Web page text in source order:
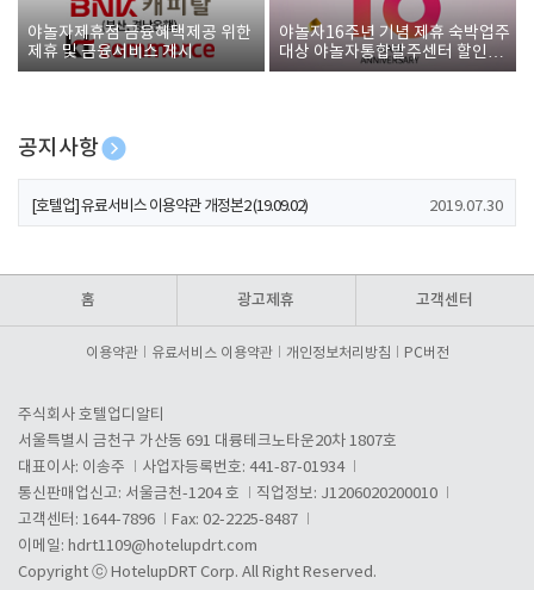
야놀자제휴점 금융혜택제공 위한
제휴 및 금융서비스 게시
야놀자16주년 기념 제휴 숙박업주
대상 야놀자통합발주센터 할인쿠
폰 증정
공지사항
[호텔업] 개인정보 처리방침 개정본1 (19.09.02)
[호텔업] 유료서비스 이용약관 개정본2 (19.09.02) 2019.07.30
홈 광고제휴 고객센터
이용약관 유료서비스 이용약관 개인정보처리방침 PC버전
주식회사 호텔업디알티
서울특별시 금천구 가산동 691 대륭테크노타운20차 1807호
대표이사: 이송주
사업자등록번호: 441-87-01934
통신판매업신고: 서울금천-1204 호
직업정보: J1206020200010
고객센터: 1644-7896
Fax: 02-2225-8487
이메일: hdrt1109@hotelupdrt.com
Copyright ⓒ HotelupDRT Corp. All Right Reserved.